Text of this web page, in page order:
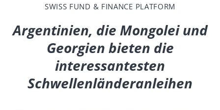
SWISS FUND & FINANCE PLATFORM
Argentinien, die Mongolei und
Georgien bieten die
interessantesten
Schwellenländeranleihen